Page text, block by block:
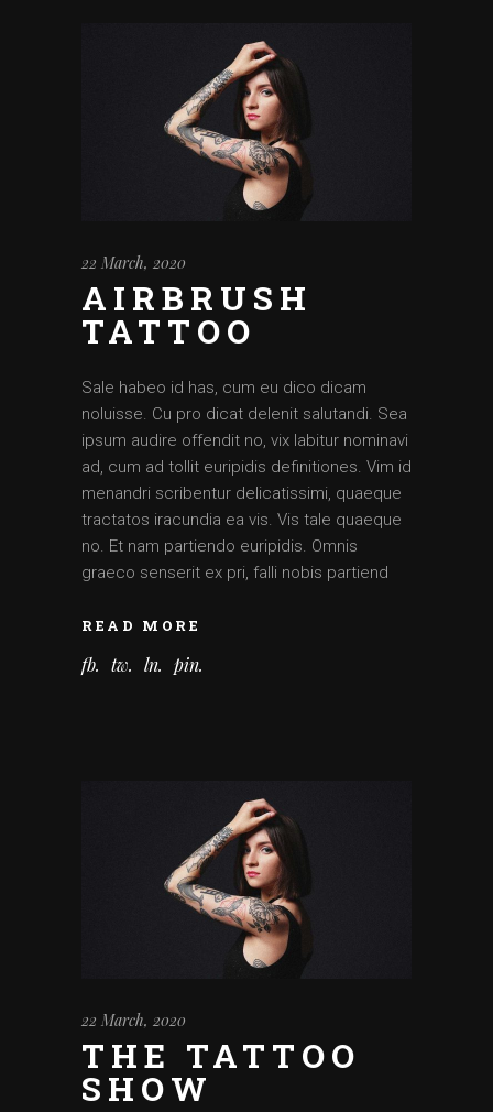
22 March, 2020
AIRBRUSH
TATTOO
Sale habeo id has, cum eu dico dicam
noluisse. Cu pro dicat delenit salutandi. Sea
ipsum audire offendit no, vix labitur nominavi
ad, cum ad tollit euripidis definitiones. Vim id
menandri scribentur delicatissimi, quaeque
tractatos iracundia ea vis. Vis tale quaeque
no. Et nam partiendo euripidis. Omnis
graeco senserit ex pri, falli nobis partiend
READ MORE
fb tw ln pin
22 March, 2020
THE TATTOO
SHOW